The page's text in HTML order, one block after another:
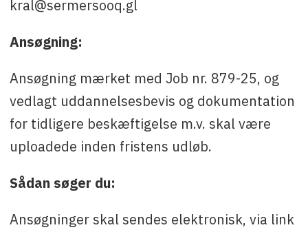
kral@sermersooq.gl
Ansøgning:
Ansøgning mærket med Job nr. 879-25, og
vedlagt uddannelsesbevis og dokumentation
for tidligere beskæftigelse m.v. skal være
uploadede inden fristens udløb.
Sådan søger du:
Ansøgninger skal sendes elektronisk, via link